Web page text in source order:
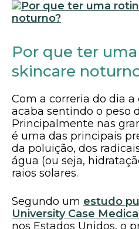
Por que ter
skincare
Com a correria do dia a
acaba sentindo o peso
Principalmente nas
é uma das principais
da poluição, dos
água (ou seja,
raios solares.
Segundo um estudo
University Case
nos Estados Unidos, o